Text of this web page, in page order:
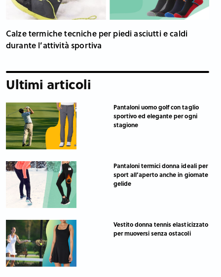
Calze termiche tecniche per piedi asciutti e caldi
durante l’attività sportiva
Ultimi articoli
Pantaloni uomo golf con taglio
sportivo ed elegante per ogni
stagione
Pantaloni termici donna ideali per
sport all’aperto anche in giornate
gelide
Vestito donna tennis elasticizzato
per muoversi senza ostacoli